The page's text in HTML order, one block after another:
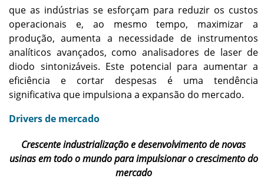
que as indústrias se esforçam para reduzir os custos
operacionais e, ao mesmo tempo, maximizar a
produção, aumenta a necessidade de instrumentos
analíticos avançados, como analisadores de laser de
diodo sintonizáveis. Este potencial para aumentar a
eficiência e cortar despesas é uma tendência
significativa que impulsiona a expansão do mercado.
Drivers de mercado
Crescente industrialização e desenvolvimento de novas
usinas em todo o mundo para impulsionar o crescimento do
mercado